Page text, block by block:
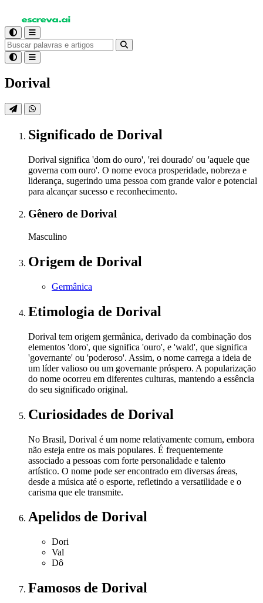
Dorival
Significado de Dorival
Dorival significa 'dom do ouro', 'rei dourado' ou 'aquele que
governa com ouro'. O nome evoca prosperidade, nobreza e
liderança, sugerindo uma pessoa com grande valor e potencial
para alcançar sucesso e reconhecimento.
Gênero de Dorival
Masculino
Origem de Dorival
Germânica
Etimologia de Dorival
Dorival tem origem germânica, derivado da combinação dos
elementos 'doro', que significa 'ouro', e 'wald', que significa
'governante' ou 'poderoso'. Assim, o nome carrega a ideia de
um líder valioso ou um governante próspero. A popularização
do nome ocorreu em diferentes culturas, mantendo a essência
do seu significado original.
Curiosidades de Dorival
No Brasil, Dorival é um nome relativamente comum, embora
não esteja entre os mais populares. É frequentemente
associado a pessoas com forte personalidade e talento
artístico. O nome pode ser encontrado em diversas áreas,
desde a música até o esporte, refletindo a versatilidade e o
carisma que ele transmite.
Apelidos de Dorival
Dori
Val
Dô
Famosos de Dorival